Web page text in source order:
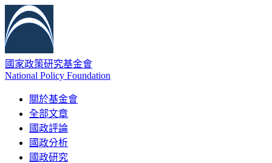
國家政策研究基金會
National Policy Foundation
關於基金會
全部文章
國政評論
國政分析
國政研究